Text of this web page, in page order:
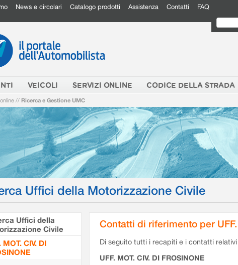
News e circolari Catalogo prodotti Assistenza Contatti FAQ
VEICOLI SERVIZI ONLINE CODICE DELLA STRADA
// Ricerca e Gestione UMC
Uffici della Motorizzazione Civile
Uffici della
Civile
MOT. CIV. DI
Contatti di riferimento per UFF.
Di seguito tutti i recapiti e i contatti
UFF. MOT. CIV. DI FROSINONE